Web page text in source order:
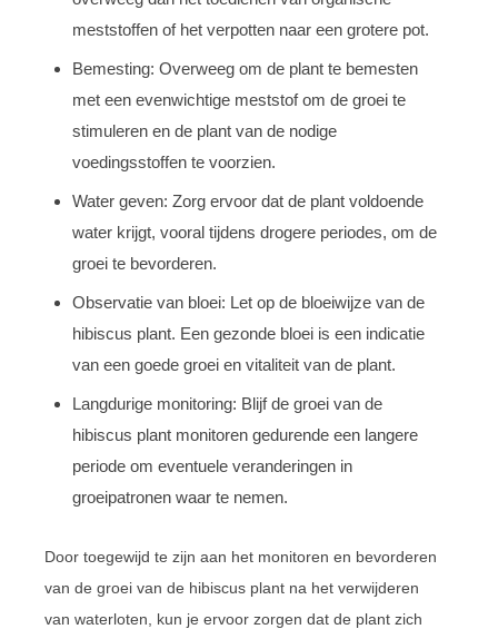
meststoffen of het verpotten naar een grotere pot.
Bemesting: Overweeg om de plant te bemesten
met een evenwichtige meststof om de groei te
stimuleren en de plant van de nodige
voedingsstoffen te voorzien.
Water geven: Zorg ervoor dat de plant voldoende
water krijgt, vooral tijdens drogere periodes, om de
groei te bevorderen.
Observatie van bloei: Let op de bloeiwijze van de
hibiscus plant. Een gezonde bloei is een indicatie
van een goede groei en vitaliteit van de plant.
Langdurige monitoring: Blijf de groei van de
hibiscus plant monitoren gedurende een langere
periode om eventuele veranderingen in
groeipatronen waar te nemen.
Door toegewijd te zijn aan het monitoren en bevorderen
van de groei van de hibiscus plant na het verwijderen
van waterloten, kun je ervoor zorgen dat de plant zich